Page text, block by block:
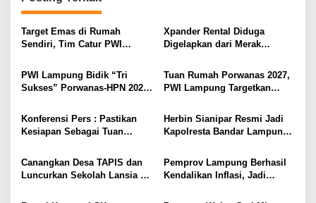
a
s
p
o
s
Target Emas di Rumah
Sendiri, Tim Catur PWI
Sekarang
Xpander Rental Diduga
Digelapkan dari Merak
Pengemudinya Prajurit TNI
AL
PWI Lampung Bidik “Tri
Sukses” Porwanas-HPN 2027:
Pariwisata Menggeliat
Tuan Rumah Porwanas 2027,
PWI Lampung Targetkan
Konferensi Pers : Pastikan
Kesiapan Sebagai Tuan
Tiga Venue Pelaksanaan
Soeratin Cup Piala Gubernur
Herbin Sianipar Resmi Jadi
Kapolresta Bandar Lampung,
Prioritas
Canangkan Desa TAPIS dan
Luncurkan Sekolah Lansia di
TP PKK Lampung Dorong
Pemprov Lampung Berhasil
Kendalikan Inflasi, Jadi
Terendah di Sumatera